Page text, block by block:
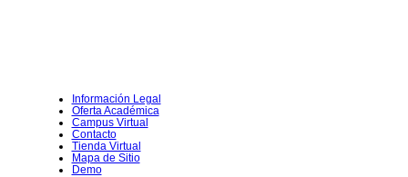
Información Legal
Oferta Académica
Campus Virtual
Contacto
Tienda Virtual
Mapa de Sitio
Demo